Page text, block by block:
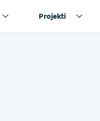
Projekti